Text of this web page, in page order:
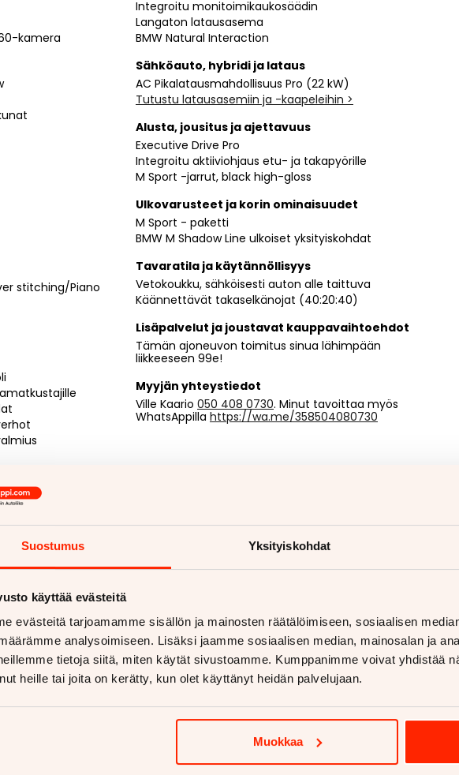
Suostumus Yksityiskohdat
käyttää evästeitä
evästeitä tarjoamamme sisällön ja mainosten räätälöimiseen, sosiaalisen
analysoimiseen. Lisäksi jaamme sosiaalisen median, mainosalan ja
tietoja siitä, miten käytät sivustoamme. Kumppanimme voivat yhdistää
heille tai joita on kerätty, kun olet käyttänyt heidän palvelujaan.
Muokkaa
kamera
stitching/Piano
Integroitu monitoimikaukosäädin
Langaton latausasema
BMW Natural Interaction
Sähköauto, hybridi ja lataus
AC Pikalatausmahdollisuus Pro (22 kW)
Tutustu latausasemiin ja -kaapeleihin >
Alusta, jousitus ja ajettavuus
Executive Drive Pro
Integroitu aktiiviohjaus etu- ja takapyörille
M Sport -jarrut, black high-gloss
Ulkovarusteet ja korin ominaisuudet
M Sport - paketti
BMW M Shadow Line ulkoiset yksityiskohdat
Tavaratila ja käytännöllisyys
Vetokoukku, sähköisesti auton alle taittuva
Käännettävät takaselkänojat (40:20:40)
Lisäpalvelut ja joustavat kauppavaihtoehdot
Tämän ajoneuvon toimitus sinua lähimpään
liikkeeseen 99e!
Myyjän yhteystiedot
Ville Kaario 050 408 0730. Minut tavoittaa myös
WhatsAppilla https://wa.me/358504080730